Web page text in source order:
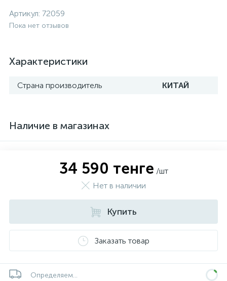
Артикул: 72059
Пока нет отзывов
Характеристики
Страна производитель КИТАЙ
Наличие в магазинах
34 590 тенге /шт
Нет в наличии
Купить
Заказать товар
Определяем...